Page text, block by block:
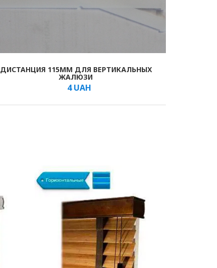
ДИСТАНЦИЯ 115ММ ДЛЯ ВЕРТИКАЛЬНЫХ
ЖАЛЮЗИ
4UAH